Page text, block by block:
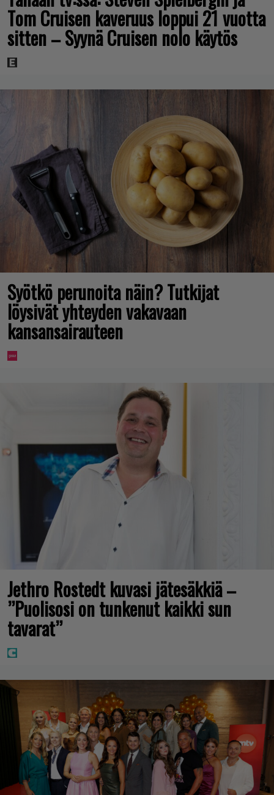
Tom Cruisen kaveruus loppui 21 vuotta
sitten – Syynä Cruisen nolo käytös
Syötkö perunoita näin? Tutkijat
löysivät yhteyden vakavaan
kansansairauteen
Jethro Rostedt kuvasi jätesäkkiä –
”Puolisosi on tunkenut kaikki sun
tavarat”